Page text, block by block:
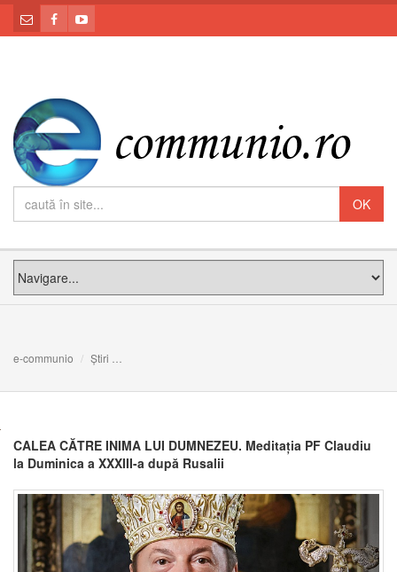
e-communio Știri
CALEA CĂTRE INIMA LUI DUMNEZEU. Meditația PF Claudiu
la Duminica a XXXIII-a după Rusalii